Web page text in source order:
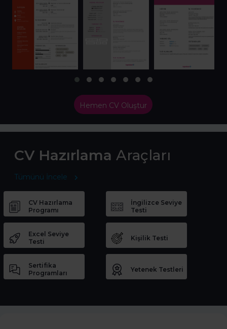
Hemen CV Oluştur
CV Hazırlama Araçları
Tümünü İncele
CV Hazırlama
Programı
İngilizce Seviye
Testi
Excel Seviye
Testi
Kişilik Testi
Sertifika
Programları
Yetenek Testleri